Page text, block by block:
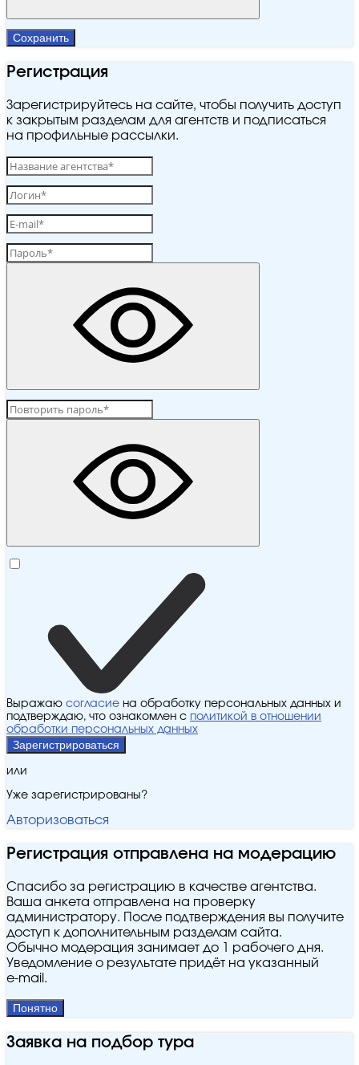
Сохранить
Регистрация
Зарегистрируйтесь на сайте, чтобы получить доступ
к закрытым разделам для агентств и подписаться
на профильные рассылки.
Выражаю согласие на обработку персональных данных и
подтверждаю, что ознакомлен с политикой в отношении
обработки персональных данных
Зарегистрироваться
или
Уже зарегистрированы?
Авторизоваться
Регистрация отправлена на модерацию
Спасибо за регистрацию в качестве агентства.
Ваша анкета отправлена на проверку
администратору. После подтверждения вы получите
доступ к дополнительным разделам сайта.
Обычно модерация занимает до 1 рабочего дня.
Уведомление о результате придёт на указанный
e‑mail.
Понятно
Заявка на подбор тура